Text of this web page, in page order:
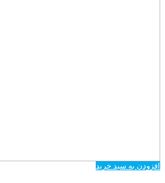
افزودن به سبد خرید